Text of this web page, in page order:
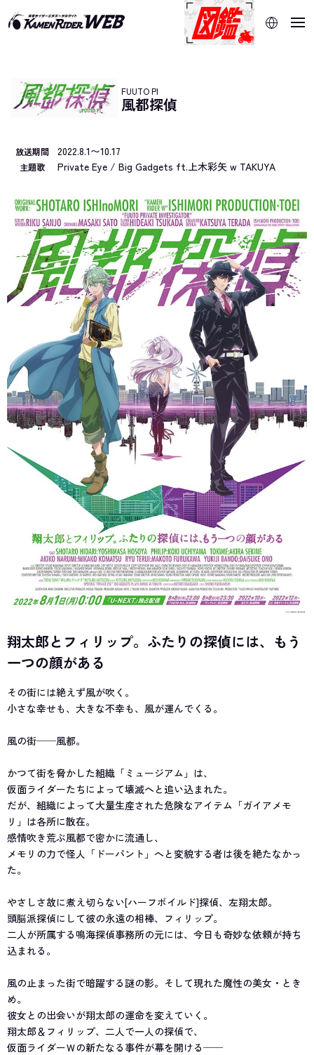
当サイトでは、機械的な自動翻訳サービスを使用していま
す。指定した言語に切り替わらないページは、ブラウザの翻
訳機能をご利用ください。
FUUTO PI
風都探偵
放送期間 2022.8.1〜10.17
主題歌 Private Eye / Big Gadgets ft.上木彩矢 w TAKUYA
翔太郎とフィリップ。ふたりの探偵には、もう
一つの顔がある
その街には絶えず風が吹く。
小さな幸せも、大きな不幸も、風が運んでくる。
風の街──風都。
かつて街を脅かした組織「ミュージアム」は、
仮面ライダーたちによって壊滅へと追い込まれた。
だが、組織によって大量生産された危険なアイテム「ガイアメモ
リ」は各所に散在。
感情吹き荒ぶ風都で密かに流通し、
メモリの力で怪人「ドーパント」へと変貌する者は後を絶たなかっ
た。
やさしさ故に煮え切らない[ハーフボイルド]探偵、左翔太郎。
頭脳派探偵にして彼の永遠の相棒、フィリップ。
二人が所属する鳴海探偵事務所の元には、今日も奇妙な依頼が持ち
込まれる。
風の止まった街で暗躍する謎の影。そして現れた魔性の美女・とき
め。
彼女との出会いが翔太郎の運命を変えていく。
翔太郎＆フィリップ、二人で一人の探偵で、
仮面ライダーＷの新たなる事件が幕を開ける──